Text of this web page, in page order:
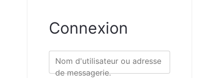
Connexion
Nom d'utilisateur ou adresse
de messagerie.